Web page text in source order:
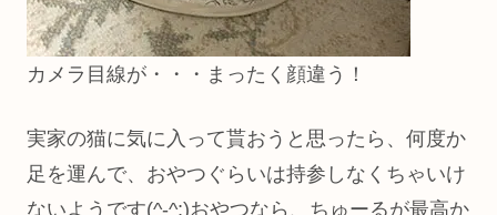
カメラ目線が・・・まったく顔違う！
実家の猫に気に入って貰おうと思ったら、何度か
足を運んで、おやつぐらいは持参しなくちゃいけ
ないようです(^-^;)おやつなら、ちゅーるが最高か